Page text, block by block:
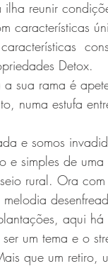
reunir
características
Detox.
sua rama é
numa estufa
e somos
e simples de
rural. Ora
aqui
um tema e o
que um retiro,